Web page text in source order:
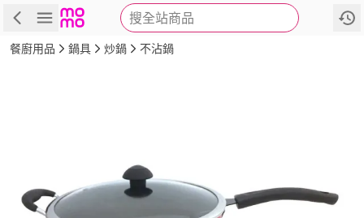
搜全站商品
商品 評價 詳情
餐廚用品 鍋具 炒鍋 不沾鍋